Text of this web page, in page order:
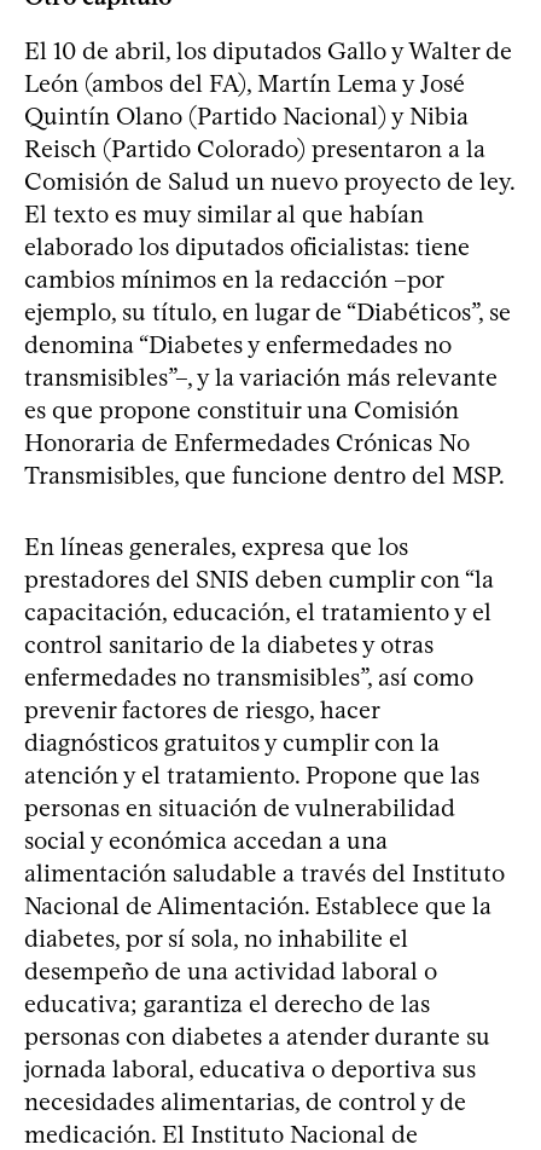
El 10 de abril, los diputados Gallo y Walter de
León (ambos del FA), Martín Lema y José
Quintín Olano (Partido Nacional) y Nibia
Reisch (Partido Colorado) presentaron a la
Comisión de Salud un nuevo proyecto de ley.
El texto es muy similar al que habían
elaborado los diputados oficialistas: tiene
cambios mínimos en la redacción –por
ejemplo, su título, en lugar de “Diabéticos”, se
denomina “Diabetes y enfermedades no
transmisibles”–, y la variación más relevante
es que propone constituir una Comisión
Honoraria de Enfermedades Crónicas No
Transmisibles, que funcione dentro del MSP.
En líneas generales, expresa que los
prestadores del SNIS deben cumplir con “la
capacitación, educación, el tratamiento y el
control sanitario de la diabetes y otras
enfermedades no transmisibles”, así como
prevenir factores de riesgo, hacer
diagnósticos gratuitos y cumplir con la
atención y el tratamiento. Propone que las
personas en situación de vulnerabilidad
social y económica accedan a una
alimentación saludable a través del Instituto
Nacional de Alimentación. Establece que la
diabetes, por sí sola, no inhabilite el
desempeño de una actividad laboral o
educativa; garantiza el derecho de las
personas con diabetes a atender durante su
jornada laboral, educativa o deportiva sus
necesidades alimentarias, de control y de
medicación. El Instituto Nacional de